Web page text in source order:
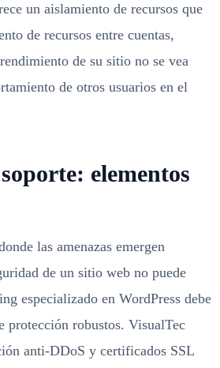
un aislamiento de recursos que
de recursos entre cuentas,
de su sitio no se vea
de otros usuarios en el
elementos
las amenazas emergen
de un sitio web no puede
especializado en WordPress debe
protección robustos. VisualTec
anti-DDoS y certificados SSL